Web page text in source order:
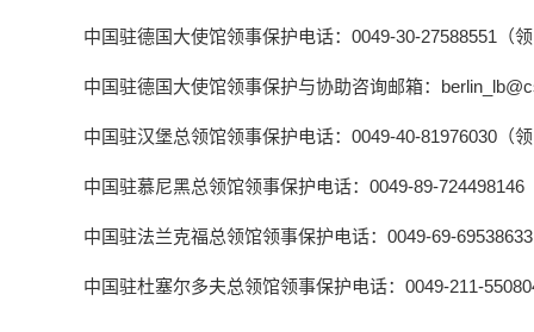
中国驻德国大使馆领事保护电话：0049-30-27588551（
中国驻德国大使馆领事保护与协助咨询邮箱：
中国驻汉堡总领馆领事保护电话：0049-40-81976030（
中国驻慕尼黑总领馆领事保护电话：0049-89-724498146
中国驻法兰克福总领馆领事保护电话：0049-69-
中国驻杜塞尔多夫总领馆领事保护电话：0049-211-